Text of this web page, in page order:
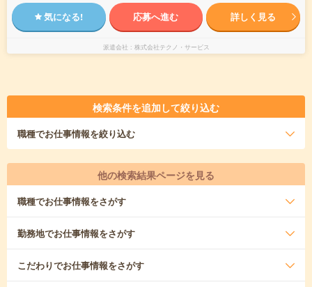
気になる! 応募へ進む 詳しく見る
派遣会社 株式会社テクノ・サービス
検索条件を追加して絞り込む
職種でお仕事情報を絞り込む
他の検索結果ページを見る
職種でお仕事情報をさがす
勤務地でお仕事情報をさがす
こだわりでお仕事情報をさがす